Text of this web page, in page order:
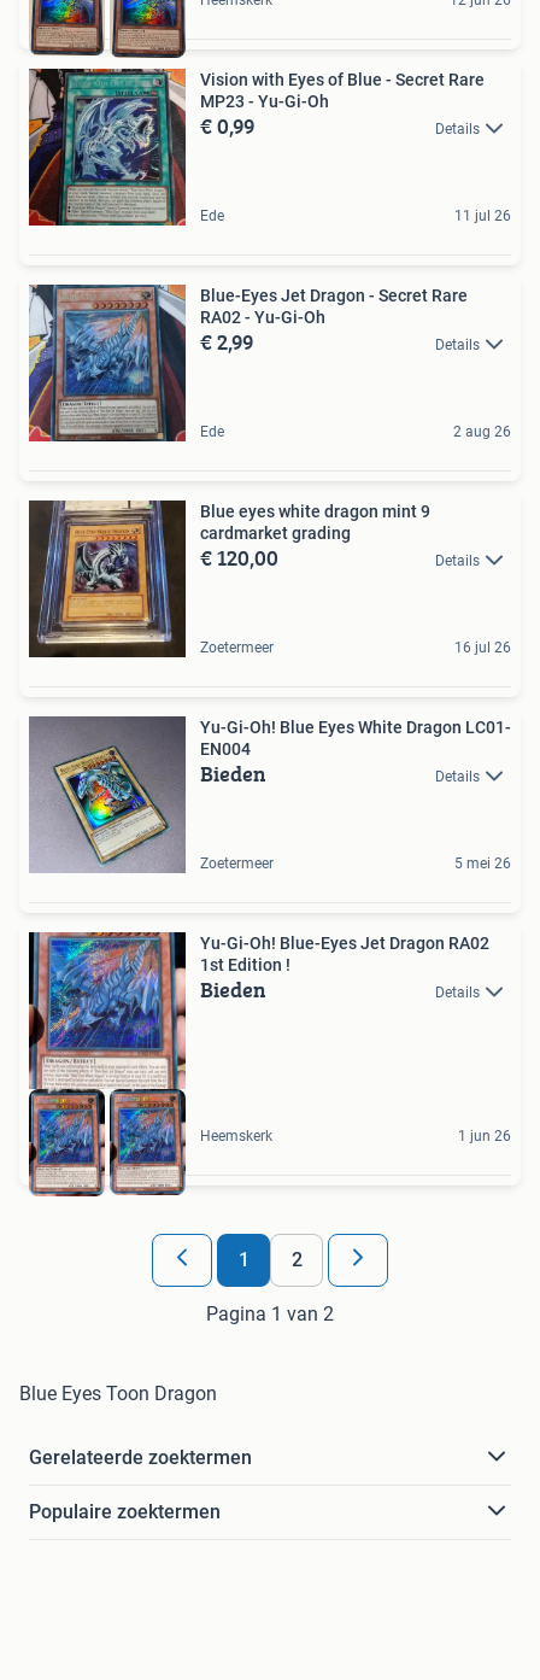
Vision with Eyes of Blue - Secret Rare
MP23 - Yu-Gi-Oh
€ 0,99 Details
Ede 11 jul 26
Blue-Eyes Jet Dragon - Secret Rare
RA02 - Yu-Gi-Oh
€ 2,99 Details
Ede 2 aug 26
Blue eyes white dragon mint 9
cardmarket grading
€ 120,00 Details
Zoetermeer 16 jul 26
Yu-Gi-Oh! Blue Eyes White Dragon LC01-
EN004
Bieden Details
Zoetermeer 5 mei 26
Yu-Gi-Oh! Blue-Eyes Jet Dragon RA02
1st Edition !
Bieden Details
Heemskerk 1 jun 26
1 2
Pagina 1 van 2
Blue Eyes Toon Dragon
Gerelateerde zoektermen
Populaire zoektermen